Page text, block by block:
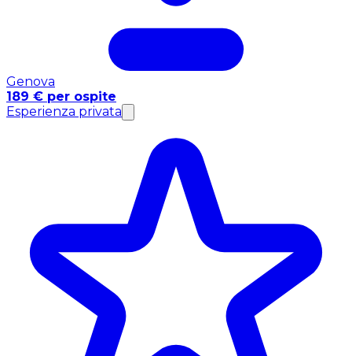
Genova
189 € per ospite
Esperienza privata